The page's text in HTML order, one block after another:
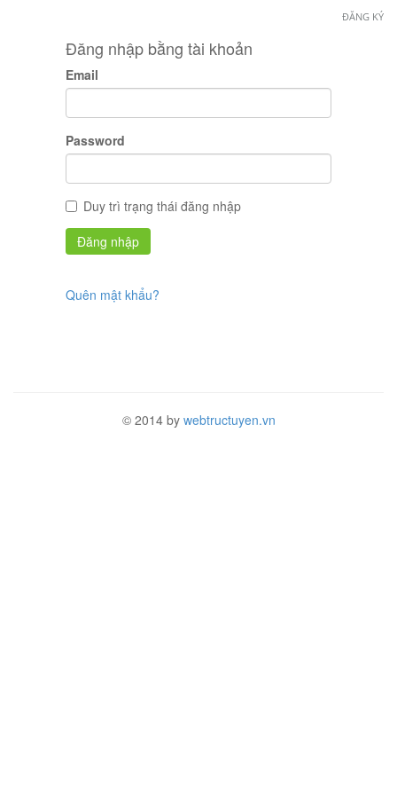
ĐĂNG KÝ
Đăng nhập bằng tài khoản
Email
Password
Duy trì trạng thái đăng nhập
Quên mật khẩu?
© 2014 by webtructuyen.vn